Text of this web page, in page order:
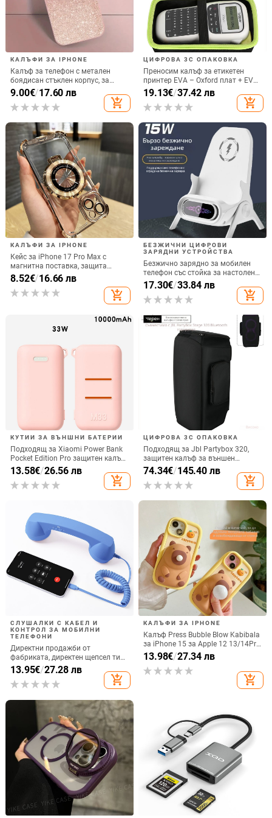
КАЛЪФИ ЗА IPHONE
Калъф за телефон с метален
боядисан стъклен корпус, за
iPhone 11–14 Pro Max,
охлаждане, модел YK263
9.00€/17.60 лв
add_shopping_cart
ЦИФРОВА 3C ОПАКОВКА
Преносим калъф за етикетен
принтер EVA – Oxford плат + EVA,
горещо пресовано EVA и шиене,
товароподемност 10 кг
19.13€/37.42 лв
add_shopping_cart
КАЛЪФИ ЗА IPHONE
Кейс за iPhone 17 Pro Max с
магнитна поставка, защита
срещу изпускане на четирите
ъгъла, акрилен корпус с
електроплатиран финиш
8.52€/16.66 лв
add_shopping_cart
БЕЗЖИЧНИ ЦИФРОВИ
ЗАРЯДНИ УСТРОЙСТВА
Безжично зарядно за мобилен
телефон със стойка за настолен
монтаж за хоризонтално или
вертикално ползване, QC3.0, 2 A,
15 W, Бързо зареждане
17.30€/33.84 лв
add_shopping_cart
КУТИИ ЗА ВЪНШНИ БАТЕРИИ
Подходящ за Xiaomi Power Bank
Pocket Edition Pro защитен калъф
33W силиконов 10000mA
неплъзгащ се защитен калъф за
Power Bank
13.58€/26.56 лв
add_shopping_cart
ЦИФРОВА 3C ОПАКОВКА
Подходящ за Jbl Partybox 320,
защитен калъф за външен
високоговорител, калъф за
количка Stage 320 Audio,
прахозащитно покритие.
74.34€/145.40 лв
add_shopping_cart
СЛУШАЛКИ С КАБЕЛ И
КОНТРОЛ ЗА МОБИЛНИ
ТЕЛЕФОНИ
Директни продажби от
фабриката, директен щепсел тип
C, мобилен телефон, Douyin
Internet Celebrity, електрически
микрофон, слушалки с C порт,
13.95€/27.28 лв
add_shopping_cart
КАЛЪФИ ЗА IPHONE
Калъф Press Bubble Blow Kabibala
за iPhone 15 за Apple 12 13/14Pro
Max, устойчив на изпускане 11
13.98€/27.34 лв
add_shopping_cart